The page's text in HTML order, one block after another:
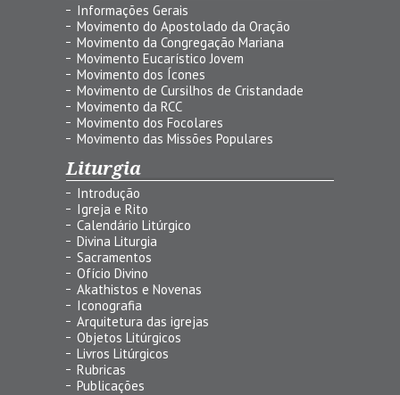
Informações Gerais
Movimento do Apostolado da Oração
Movimento da Congregação Mariana
Movimento Eucarístico Jovem
Movimento dos Ícones
Movimento de Cursilhos de Cristandade
Movimento da RCC
Movimento dos Focolares
Movimento das Missões Populares
Liturgia
Introdução
Igreja e Rito
Calendário Litúrgico
Divina Liturgia
Sacramentos
Ofício Divino
Akathistos e Novenas
Iconografia
Arquitetura das igrejas
Objetos Litúrgicos
Livros Litúrgicos
Rubricas
Publicações